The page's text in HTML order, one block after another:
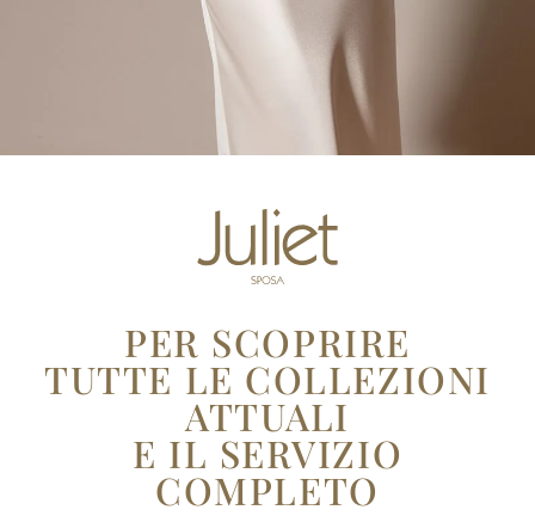
PER SCOPRIRE
TUTTE LE COLLEZIONI
ATTUALI
E IL SERVIZIO
COMPLETO